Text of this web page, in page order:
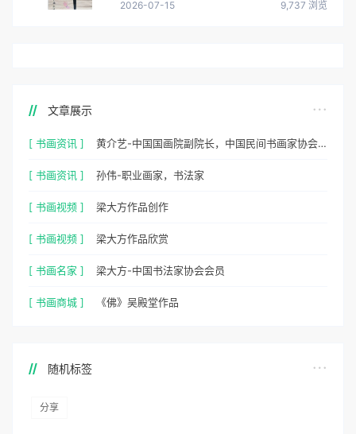
2026-07-15 9,737 浏览
文章展示
[ 书画资讯 ] 黄介艺-中国国画院副院长，中国民间书画家协会副主席
[ 书画资讯 ] 孙伟-职业画家，书法家
[ 书画视频 ] 梁大方作品创作
[ 书画视频 ] 梁大方作品欣赏
[ 书画名家 ] 梁大方-中国书法家协会会员
[ 书画商城 ] 《佛》吴殿堂作品
随机标签
分享